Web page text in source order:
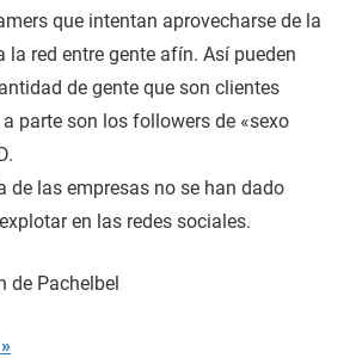
que intentan aprovecharse de la
la red entre gente afín. Así pueden
de gente que son clientes
parte son los followers de «sexo
de las empresas no se han dado
en las redes sociales.
de Pachelbel